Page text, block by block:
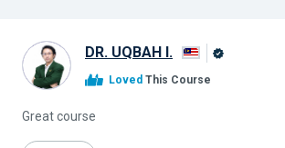
DR. UQBAH I.
Loved This Course
Great course